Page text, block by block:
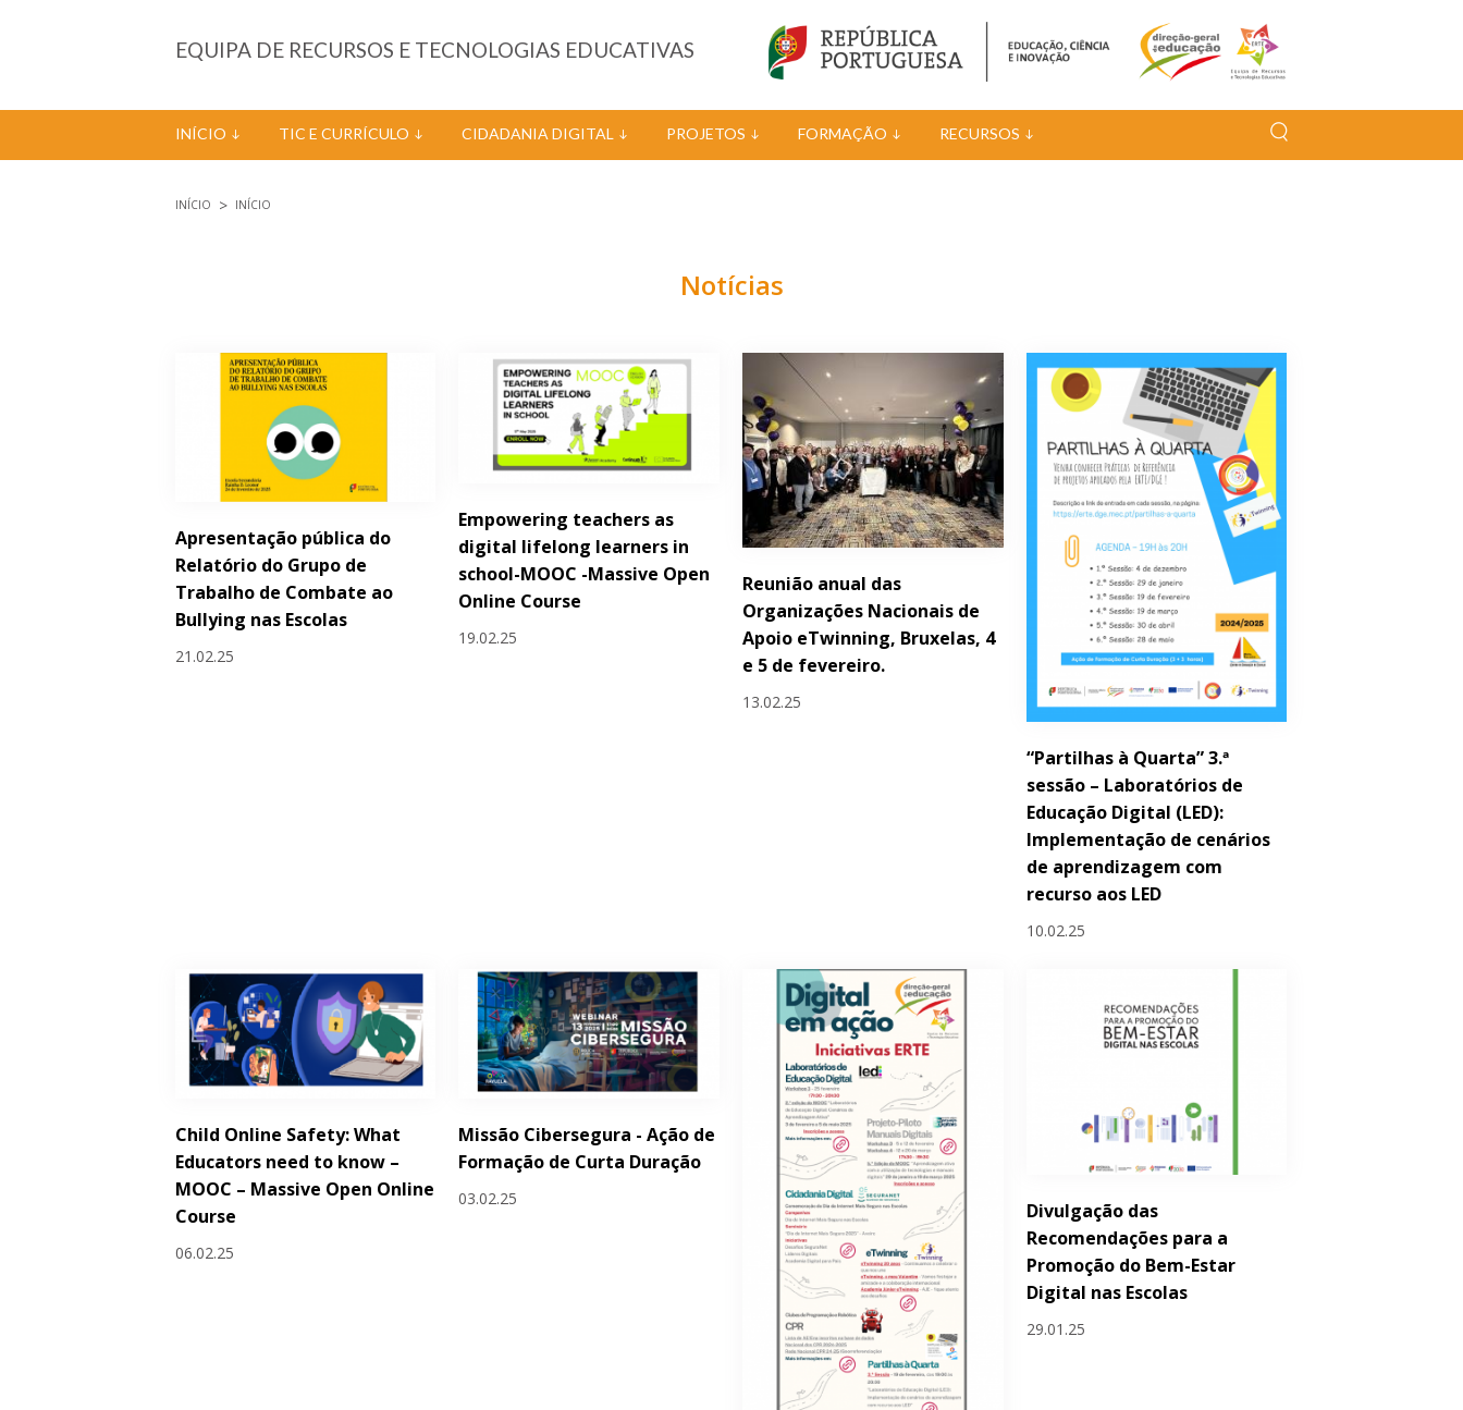
EQUIPA DE RECURSOS E TECNOLOGIAS EDUCATIVAS
INÍCIO TIC E CURRÍCULO CIDADANIA DIGITAL PROJETOS FORMAÇÃO RECURSOS
INÍCIO INÍCIO
Notícias
Apresentação pública do
Relatório do Grupo de
Trabalho de Combate ao
Bullying nas Escolas
21.02.25
Empowering teachers as
digital lifelong learners in
school-MOOC -Massive Open
Online Course
19.02.25
Reunião anual das
Organizações Nacionais de
Apoio eTwinning, Bruxelas, 4
e 5 de fevereiro.
13.02.25
“Partilhas à Quarta” 3.ª
sessão – Laboratórios de
Educação Digital (LED):
Implementação de cenários
de aprendizagem com
recurso aos LED
10.02.25
Child Online Safety: What
Educators need to know –
MOOC – Massive Open Online
Course
06.02.25
Missão Cibersegura - Ação de
Formação de Curta Duração
03.02.25
Divulgação das
Recomendações para a
Promoção do Bem-Estar
Digital nas Escolas
29.01.25
Páginas